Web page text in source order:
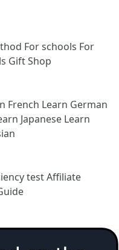
For schools For
Gift Shop
French Learn German
Japanese Learn
testAffiliate